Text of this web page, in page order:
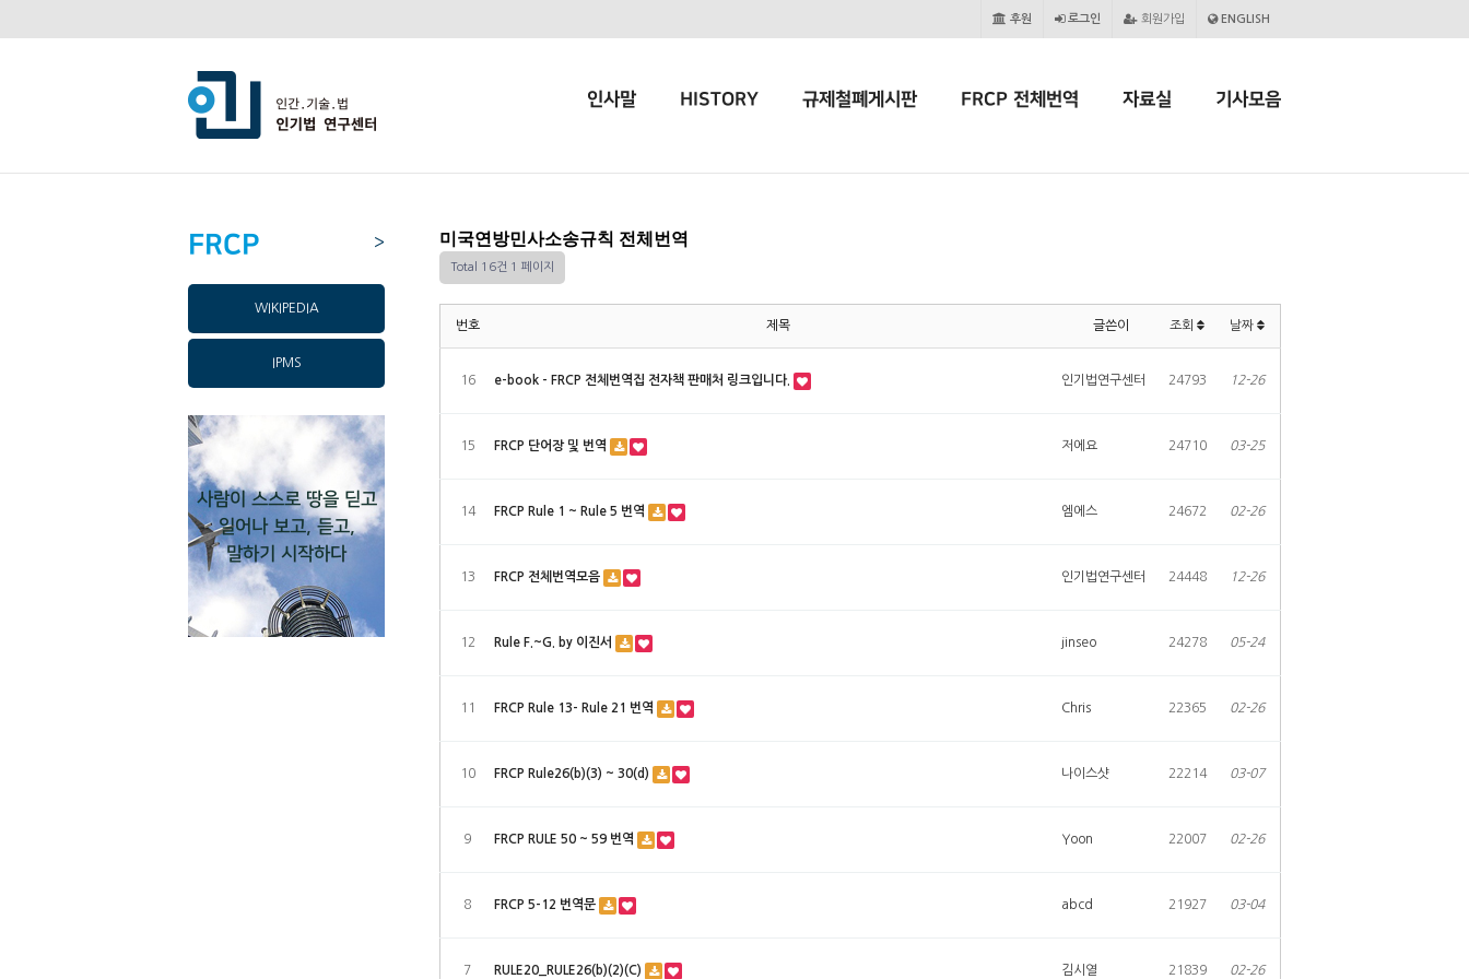
ENGLISH
회원가입
로그인
후원
인사말 HISTORY 규제철폐게시판 FRCP 전체번역 자료실 기사모음
미국연방민사소송규칙 전체번역
Total 16건 1 페이지
번호 제목 글쓴이 조회 날짜
16 e-book - FRCP 전체번역집 전자책 판매처 링크입니다. 인기법연구센터 24793 12-26
15 FRCP 단어장 및 번역 저에요 24710 03-25
14 FRCP Rule 1 ~ Rule 5 번역 엠에스 24672 02-26
13 FRCP 전체번역모음 인기법연구센터 24448 12-26
12 Rule F.~G. by 이진서 jinseo 24278 05-24
11 FRCP Rule 13- Rule 21 번역 Chris 22365 02-26
10 FRCP Rule26(b)(3) ~ 30(d) 나이스샷 22214 03-07
9 FRCP RULE 50 ~ 59 번역 Yoon 22007 02-26
8 FRCP 5-12 번역문 abcd 21927 03-04
7 RULE20_RULE26(b)(2)(C) 김시열 21839 02-26
FRCP >
WIKIPEDIA
IPMS
사람이 스스로 땅을 딛고
일어나 보고, 듣고,
말하기 시작하다